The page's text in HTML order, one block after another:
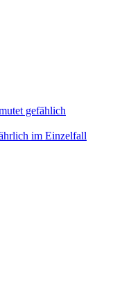
gefählich
im Einzelfall